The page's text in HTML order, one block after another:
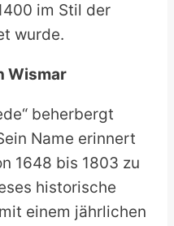
im Stil der
wurde.
Wismar
beherbergt
Name erinnert
1648 bis 1803 zu
historische
einem jährlichen